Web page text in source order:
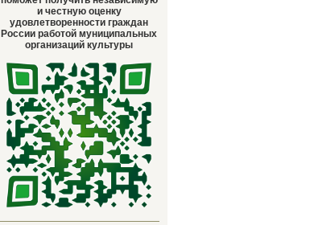
и честную оценку
удовлетворенности граждан
России работой муниципальных
организаций культуры